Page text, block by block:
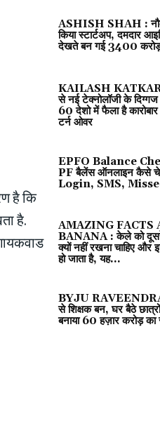
है कि
है.
ASHISH SHAH :
किया स्टार्टअप, दमदार
देखते बन गई 3400
KAILASH KATKAR :
से नई टेक्नोलॉजी के
60 देशो में फैला है
टर्न ओवर
EPFO Balance
PF बैलेंस ऑनलाइन कैसे
Login, SMS,
AMAZING FACTS
BANANA : केले को
क्यों नहीं रखना चाहिए और
हो जाता है, यह...
BYJU
से शिक्षक बन, घर बैठे
बनाया 60 हज़ार करोड़ का